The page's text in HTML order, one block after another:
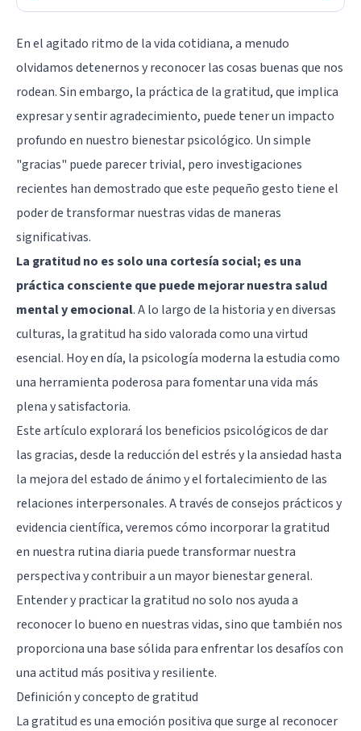
En el agitado ritmo de la vida cotidiana, a menudo
olvidamos detenernos y reconocer las cosas buenas que nos
rodean. Sin embargo, la práctica de la gratitud, que implica
expresar y sentir agradecimiento, puede tener un impacto
profundo en nuestro bienestar psicológico. Un simple
"gracias" puede parecer trivial, pero investigaciones
recientes han demostrado que este pequeño gesto tiene el
poder de transformar nuestras vidas de maneras
significativas.
La gratitud no es solo una cortesía social; es una
práctica consciente que puede mejorar nuestra salud
mental y emocional. A lo largo de la historia y en diversas
culturas, la gratitud ha sido valorada como una virtud
esencial. Hoy en día, la psicología moderna la estudia como
una herramienta poderosa para fomentar una vida más
plena y satisfactoria.
Este artículo explorará los beneficios psicológicos de dar
las gracias, desde la reducción del estrés y la ansiedad hasta
la mejora del estado de ánimo y el fortalecimiento de las
relaciones interpersonales. A través de consejos prácticos y
evidencia científica, veremos cómo incorporar la gratitud
en nuestra rutina diaria puede transformar nuestra
perspectiva y contribuir a un mayor bienestar general.
Entender y practicar la gratitud no solo nos ayuda a
reconocer lo bueno en nuestras vidas, sino que también nos
proporciona una base sólida para enfrentar los desafíos con
una actitud más positiva y resiliente.
Definición y concepto de gratitud
La gratitud es una emoción positiva que surge al reconocer